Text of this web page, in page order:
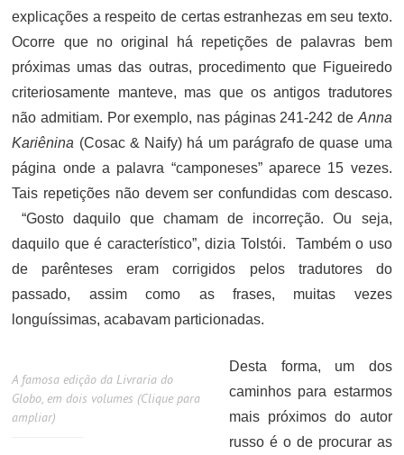
explicações a respeito de certas estranhezas em seu texto.
Ocorre que no original há repetições de palavras bem
próximas umas das outras, procedimento que Figueiredo
criteriosamente manteve, mas que os antigos tradutores
não admitiam. Por exemplo, nas páginas 241-242 de Anna
Kariênina (Cosac & Naify) há um parágrafo de quase uma
página onde a palavra “camponeses” aparece 15 vezes.
Tais repetições não devem ser confundidas com descaso.
“Gosto daquilo que chamam de incorreção. Ou seja,
daquilo que é característico”, dizia Tolstói. Também o uso
de parênteses eram corrigidos pelos tradutores do
passado, assim como as frases, muitas vezes
longuíssimas, acabavam particionadas.
A famosa edição da Livraria do
Globo, em dois volumes (Clique para
ampliar)
Desta forma, um dos
caminhos para estarmos
mais próximos do autor
russo é o de procurar as